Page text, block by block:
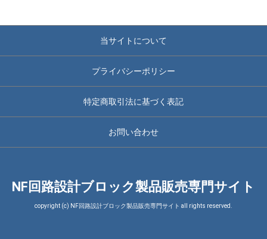
当サイトについて
プライバシーポリシー
特定商取引法に基づく表記
お問い合わせ
NF回路設計ブロック製品販売専門サイト
copyright (c) NF回路設計ブロック製品販売専門サイト all rights reserved.